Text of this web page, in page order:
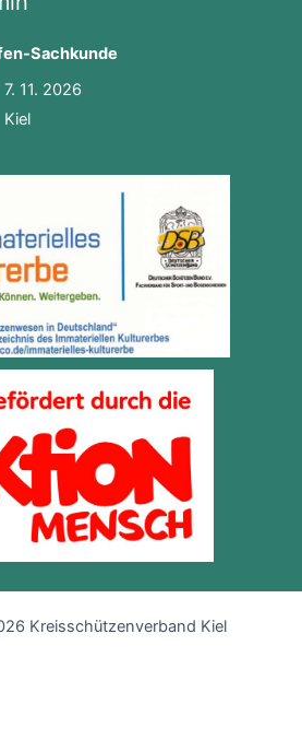
Sachkunde
7. 11. 2026
Kiel
Kreisschützenverband Kiel